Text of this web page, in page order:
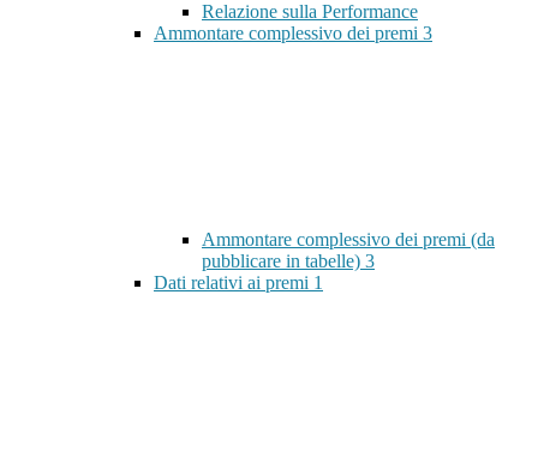
Relazione sulla Performance
Ammontare complessivo dei premi 3
Ammontare complessivo dei premi (da
pubblicare in tabelle) 3
Dati relativi ai premi 1